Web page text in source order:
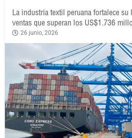
La industria textil peruana fortalece su
ventas que superan los US$1.736
26 junio, 2026